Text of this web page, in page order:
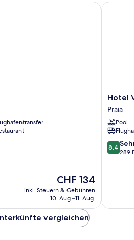
Der
Preis
beträgt
CHF 134
inkl. Steuern & Gebühren
10. Aug.–11. Aug.
Hotel
Vip
Praia
Praia
Hotel
Praia
Pool
8.4
von
8.4
289
Hotel
vergleichen